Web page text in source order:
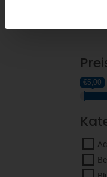
€5,00